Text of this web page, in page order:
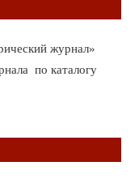
журнал»
по каталогу